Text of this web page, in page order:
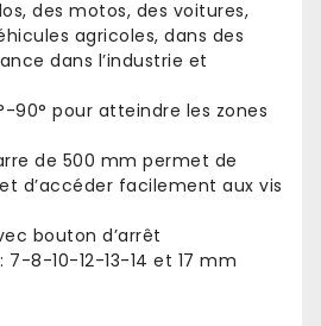
des motos, des voitures,
agricoles, dans des
dans l’industrie et
90° pour atteindre les zones
de 500 mm permet de
d’accéder facilement aux vis
bouton d’arrêt
8-10-12-13-14 et 17 mm